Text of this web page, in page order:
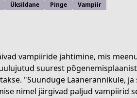
Üksildane Pinge Vampiir
vampiiride jahtimine, mis
suurest
"Suunduge Läänerannikule,
nimel järgivad paljud vampiirid